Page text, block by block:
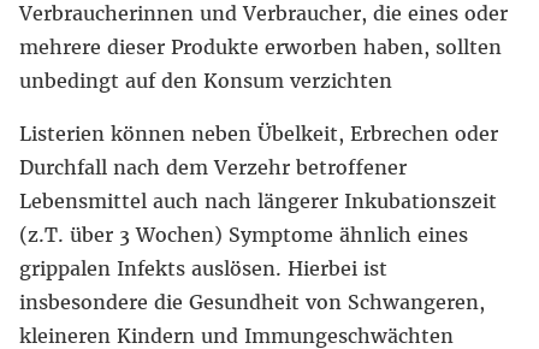
Verbraucherinnen und Verbraucher, die eines oder
mehrere dieser Produkte erworben haben, sollten
unbedingt auf den Konsum verzichten
Listerien können neben Übelkeit, Erbrechen oder
Durchfall nach dem Verzehr betroffener
Lebensmittel auch nach längerer Inkubationszeit
(z.T. über 3 Wochen) Symptome ähnlich eines
grippalen Infekts auslösen. Hierbei ist
insbesondere die Gesundheit von Schwangeren,
kleineren Kindern und Immungeschwächten